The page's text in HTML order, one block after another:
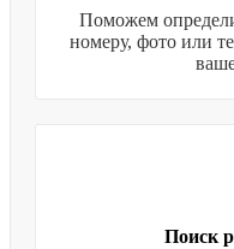
Поможем
номеру, фото или
Поиск